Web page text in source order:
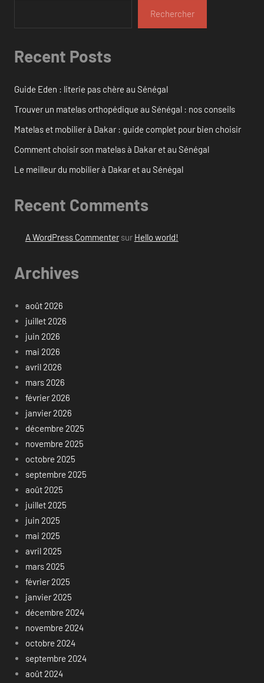
Rechercher
Recent Posts
Guide Eden : literie pas chère au Sénégal
Trouver un matelas orthopédique au Sénégal : nos conseils
Matelas et mobilier à Dakar : guide complet pour bien choisir
Comment choisir son matelas à Dakar et au Sénégal
Le meilleur du mobilier à Dakar et au Sénégal
Recent Comments
A WordPress Commentersur Hello world!
Archives
août 2026
juillet 2026
juin 2026
mai 2026
avril 2026
mars 2026
février 2026
janvier 2026
décembre 2025
novembre 2025
octobre 2025
septembre 2025
août 2025
juillet 2025
juin 2025
mai 2025
avril 2025
mars 2025
février 2025
janvier 2025
décembre 2024
novembre 2024
octobre 2024
septembre 2024
août 2024